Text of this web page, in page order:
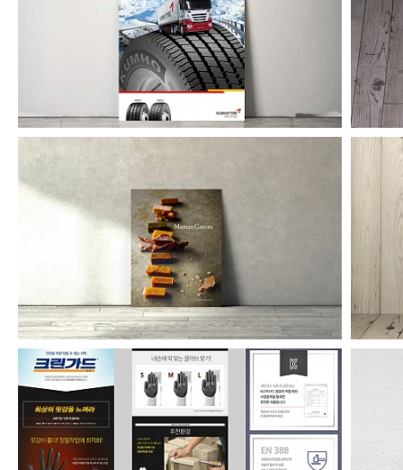
금호타이어 해외광고
마망갸또 카탈로그
유한킴벌리 안전장갑 온라인상세페이지